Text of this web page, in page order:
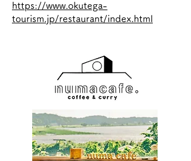
https://www.okutega-
tourism.jp/restaurant/index.html